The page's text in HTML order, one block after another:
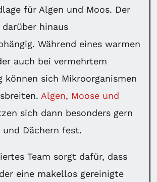
für Algen und Moos. Der
hinaus
Während eines warmen
auch bei vermehrtem
können sich Mikroorganismen
Algen, Moose und
sich dann besonders gern
und Dächern fest.
Team sorgt dafür, dass
eine makellos gereinigte